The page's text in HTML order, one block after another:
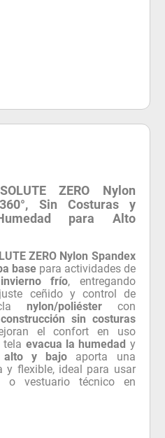
ZERO Nylon
Sin Costuras y
para Alto
ZERO Nylon Spandex
basepara actividades de
invierno frío, entregando
ceñido y control de
nylon/poliéstercon
construcción sin costuras
el confort en uso
tela evacua la humedad y
alto y bajo aporta una
y flexible, ideal para usar
vestuario técnico en